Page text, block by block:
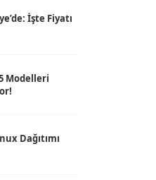
İşte Fiyatı
Modelleri
Dağıtımı